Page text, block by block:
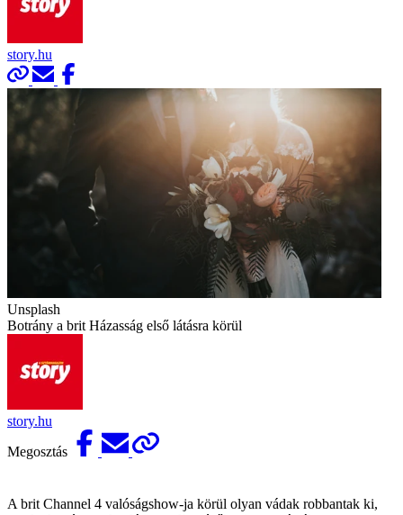
story.hu
Unsplash
Botrány a brit Házasság első látásra körül
story.hu
Megosztás
A brit Channel 4 valóságshow-ja körül olyan vádak robbantak ki,